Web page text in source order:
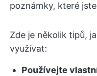
poznámky, které
Zde je několik tipů,
využívat:
Používejte